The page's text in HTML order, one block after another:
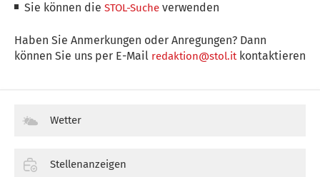
Sie können dieSTOL-Suche verwenden
Haben Sie Anmerkungen oder Anregungen? Dann
können Sie uns per E-Mail redaktion@stol.itkontaktieren
Wetter
Stellenanzeigen